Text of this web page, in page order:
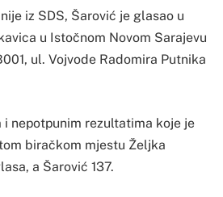
iz SDS, Šarović je glasao u
u Istočnom Novom Sarajevu
ul. Vojvode Radomira Putnika
i nepotpunim rezultatima koje je
biračkom mjestu Željka
a Šarović 137.